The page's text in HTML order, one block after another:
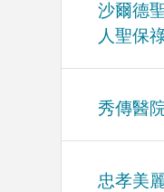
沙爾德
人聖保
秀傳醫
忠孝美